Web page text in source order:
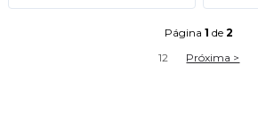
Página1 de2
12 Próxima >